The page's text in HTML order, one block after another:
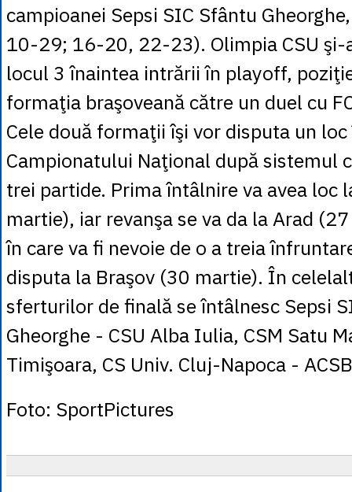
campioanei Sepsi SIC Sfântu
10-29; 16-20, 22-23). Olimpia CSU şi-
locul 3 înaintea intrării în playoff,
formaţia braşoveană către un duel cu
Cele două formaţii îşi vor disputa un
Campionatului Naţional după sistemul
trei partide. Prima întâlnire va avea loc
martie), iar revanşa se va da la Arad
în care va fi nevoie de o a treia
disputa la Braşov (30 martie). În
sferturilor de finală se întâlnesc Sepsi
Gheorghe - CSU Alba Iulia, CSM Satu
Timişoara, CS Univ. Cluj-Napoca -
Foto: SportPictures